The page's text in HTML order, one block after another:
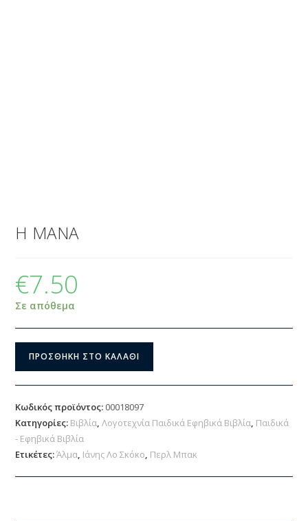
Η ΜΑΝΑ
€7.50
Σε απόθεμα
ΠΡΟΣΘΉΚΗ ΣΤΟ ΚΑΛΆΘΙ
Κωδικός προϊόντος: 00018097
Κατηγορίες: Βιβλία,Λογοτεχνία Παιδικά Εφηβικά Βιβλία, Παιδικά
- Εφηβικά Βιβλία
Ετικέτες:Άλμα, Ιάνης Λο Σκόκο, Περλ Μπακ